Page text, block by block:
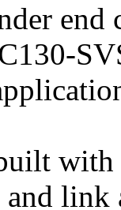
end
with